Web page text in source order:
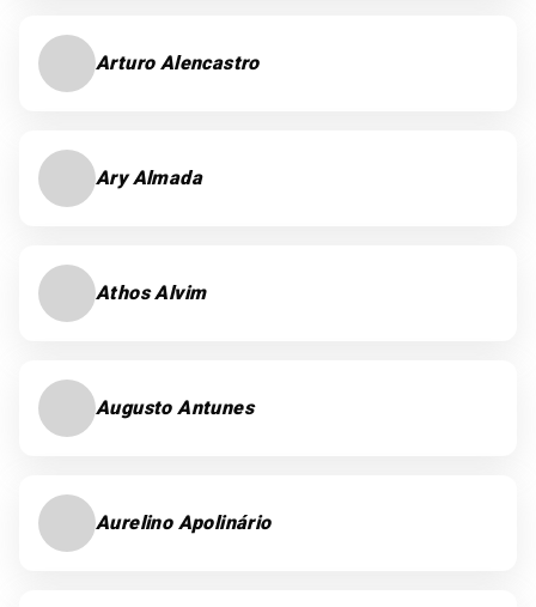
Arturo Alencastro
Ary Almada
Athos Alvim
Augusto Antunes
Aurelino Apolinário